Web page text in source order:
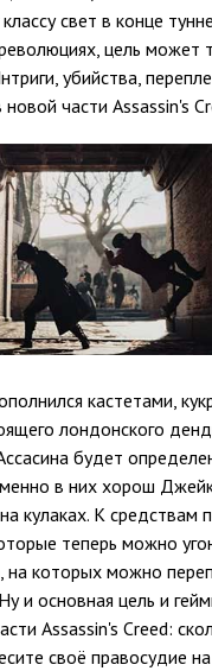
свет в конце
цель может
убийства,
части Assassin's
кастетами,
лондонского
будет
в них хорош
кулаках. К средствам
теперь можно
на которых можно
и основная цель и
Assassin's Creed:
своё правосудие